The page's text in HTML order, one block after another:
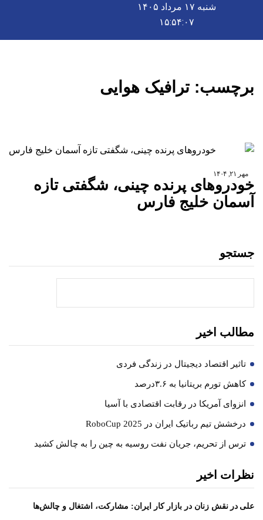
شنبه ۱۷ مرداد ۱۴۰۵
۱۵:۵۴:۰۷
برچسب: ترافیک هوایی
مهر ۲۱, ۱۴۰۴
خودروهای پرنده چینی، شگفتی تازه
آسمان خلیج فارس
جستجو
مطالب اخیر
تاثیر اقتصاد دیجیتال در زندگی فردی
کاهش تورم بریتانیا به ۳.۶درصد
انزوای آمریکا در رقابت اقتصادی با آسیا
درخشش تیم رباتیک ایران در RoboCup 2025
ترس از تحریم، جریان نفت روسیه به چین را به چالش کشید
نظرات اخیر
علی در نقش زنان در بازار کار ایران: مشارکت، اشتغال و چالش‌ها